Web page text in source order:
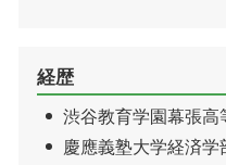
経歴
渋谷教育学園幕張高
慶應義塾大学経済学